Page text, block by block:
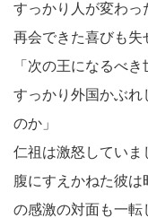
すっかり人が変わっ
再会できた喜びも失
「次の王になるべ
すっかり外国かぶれ
のか」
仁祖は激怒していま
腹にすえかねた彼
の感激の対面も一転